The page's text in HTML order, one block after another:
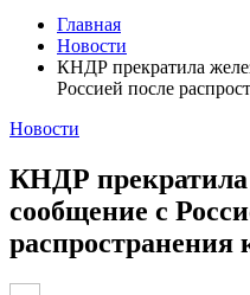
Главная
Новости
КНДР прекратила
Россией после
Новости
КНДР прекратила
сообщение с
распространения